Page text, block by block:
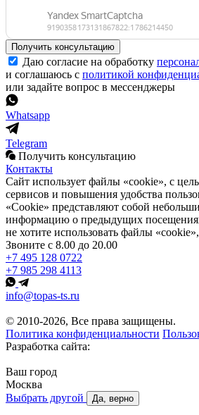
Получить консультацию
Даю согласие на обработку
и соглашаюсь с политикой
или задайте вопрос в мессенджеры
Whatsapp
Telegram
Получить консультацию
Контакты
Сайт использует файлы «cookie», с
сервисов и повышения удобства
«Cookie» представляют собой
информацию о предыдущих
не хотите использовать файлы
Звоните с 8.00 до 20.00
+7 495 128 0722
+7 985 298 4113
info@topas-ts.ru
© 2010-2026, Все права защищены.
Политика конфиденциальности
Разработка сайта:
Ваш город
Москва
Выбрать другой
Да, верно